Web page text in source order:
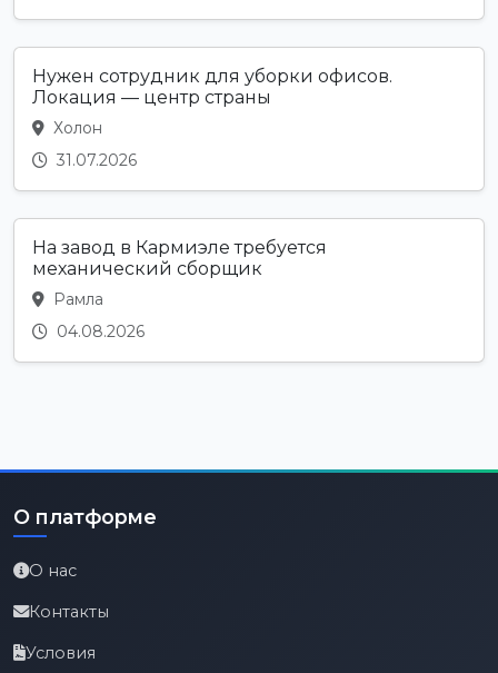
Нужен сотрудник для уборки офисов.
Локация — центр страны
Холон
31.07.2026
На завод в Кармиэле требуется
механический сборщик
Рамла
04.08.2026
О платформе
О нас
Контакты
Условия